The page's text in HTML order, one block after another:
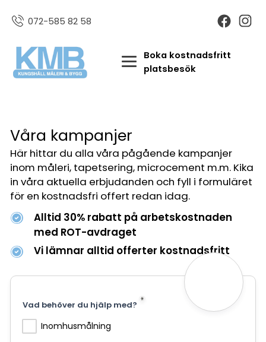
072-585 82 58
Boka kostnadsfritt
platsbesök
Våra kampanjer
Här hittar du alla våra pågående kampanjer
inom måleri, tapetsering, microcement m.m. Kika
in våra aktuella erbjudanden och fyll i formuläret
för en kostnadsfri offert redan idag.
Alltid 30% rabatt på arbetskostnaden
med ROT-avdraget
Vi lämnar alltid offerter kostnadsfritt
Vad behöver du hjälp med?
Inomhusmålning